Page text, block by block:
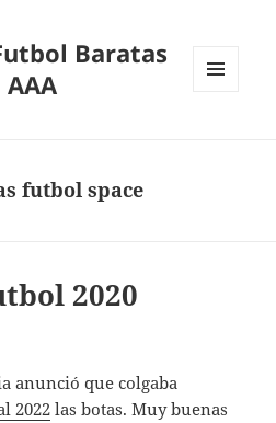
Baratas
futbol space
2020
anunció que colgaba
2022 las botas. Muy buenas